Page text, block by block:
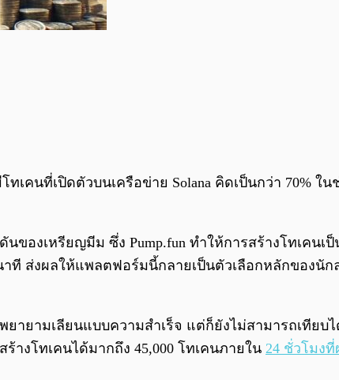
คนที่เปิดตัวบนเครือข่าย Solana คิดเป็นกว่า 70% ใ
ของเหรียญมีม ซึ่ง Pump.fun ทำให้การสร้างโทเคนเ
ที ส่งผลให้แพลตฟอร์มนี้กลายเป็นตัวเลือกหลักของนั
ายามเลียนแบบความสำเร็จ แต่ก็ยังไม่สามารถเทียบไ
ร้างโทเคนได้มากถึง 45,000 โทเคนภายใน 24 ชั่วโมง